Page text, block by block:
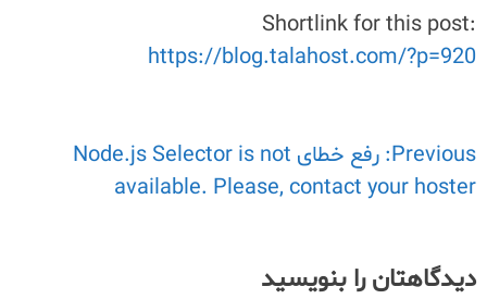
Shortlink for this post:
https://blog.talahost.com/?p=920
راهبری
Previous:
رفع خطای Node.js Selector is not
available. Please, contact your hoster
دیدگاهتان را بنویسید